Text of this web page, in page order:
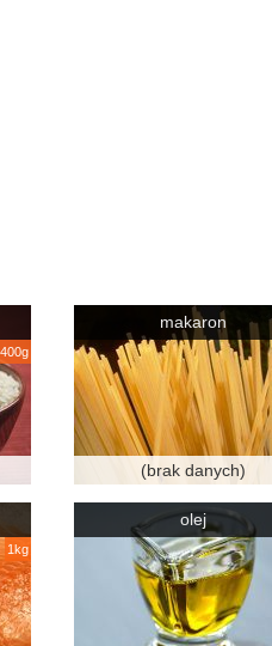
400g
makaron
(brak danych)
1kg
olej